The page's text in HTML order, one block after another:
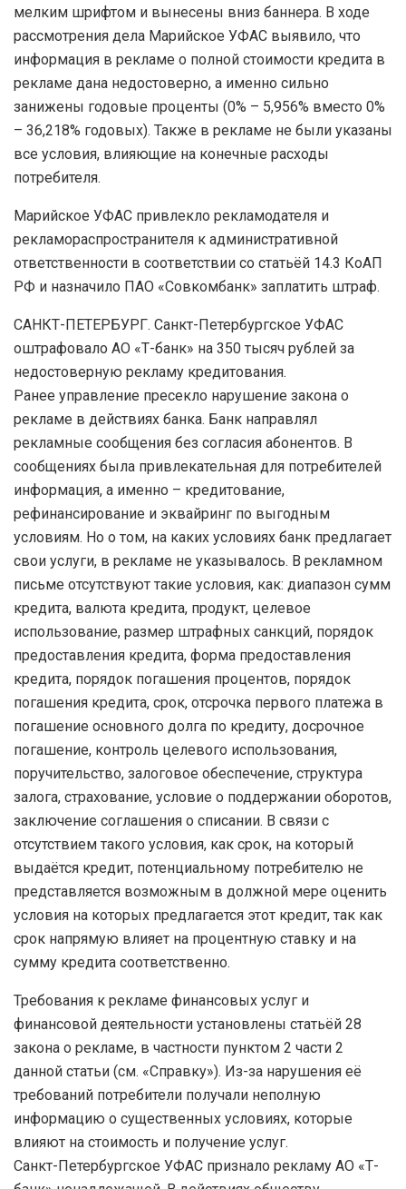
мелким шрифтом и вынесены вниз баннера. В ходе
рассмотрения дела Марийское УФАС выявило, что
информация в рекламе о полной стоимости кредита в
рекламе дана недостоверно, а именно сильно
занижены годовые проценты (0% – 5,956% вместо 0%
– 36,218% годовых). Также в рекламе не были указаны
все условия, влияющие на конечные расходы
потребителя.
Марийское УФАС привлекло рекламодателя и
рекламораспространителя к административной
ответственности в соответствии со статьёй 14.3 КоАП
РФ и назначило ПАО «Совкомбанк» заплатить штраф.
САНКТ-ПЕТЕРБУРГ. Санкт-Петербургское УФАС
оштрафовало АО «Т-банк» на 350 тысяч рублей за
недостоверную рекламу кредитования.
Ранее управление пресекло нарушение закона о
рекламе в действиях банка. Банк направлял
рекламные сообщения без согласия абонентов. В
сообщениях была привлекательная для потребителей
информация, а именно – кредитование,
рефинансирование и эквайринг по выгодным
условиям. Но о том, на каких условиях банк предлагает
свои услуги, в рекламе не указывалось. В рекламном
письме отсутствуют такие условия, как: диапазон сумм
кредита, валюта кредита, продукт, целевое
использование, размер штрафных санкций, порядок
предоставления кредита, форма предоставления
кредита, порядок погашения процентов, порядок
погашения кредита, срок, отсрочка первого платежа в
погашение основного долга по кредиту, досрочное
погашение, контроль целевого использования,
поручительство, залоговое обеспечение, структура
залога, страхование, условие о поддержании оборотов,
заключение соглашения о списании. В связи с
отсутствием такого условия, как срок, на который
выдаётся кредит, потенциальному потребителю не
представляется возможным в должной мере оценить
условия на которых предлагается этот кредит, так как
срок напрямую влияет на процентную ставку и на
сумму кредита соответственно.
Требования к рекламе финансовых услуг и
финансовой деятельности установлены статьёй 28
закона о рекламе, в частности пунктом 2 части 2
данной статьи (см. «Справку»). Из-за нарушения её
требований потребители получали неполную
информацию о существенных условиях, которые
влияют на стоимость и получение услуг.
Санкт-Петербургское УФАС признало рекламу АО «Т-